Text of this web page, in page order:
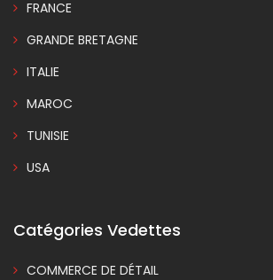
FRANCE
GRANDE BRETAGNE
ITALIE
MAROC
TUNISIE
USA
Catégories Vedettes
COMMERCE DE DÉTAIL